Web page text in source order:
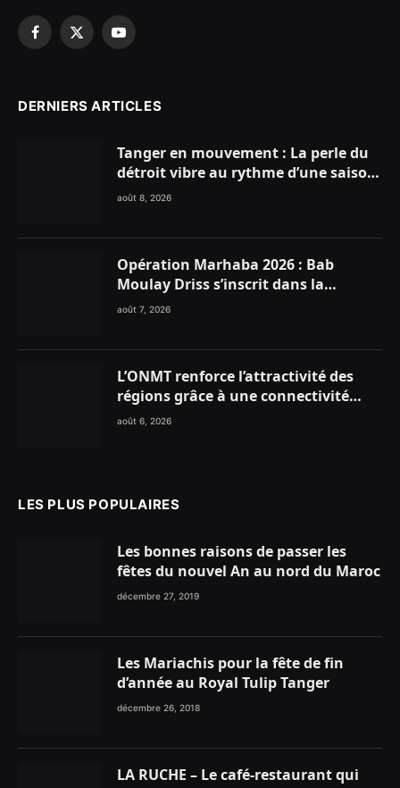
Facebook
X
YouTube
DERNIERS ARTICLES
Tanger en mouvement : La perle du
détroit vibre au rythme d’une saison
estivale record !
août 8, 2026
Opération Marhaba 2026 : Bab
Moulay Driss s’inscrit dans la
dynamique nationale en faveur des
août 7, 2026
L’ONMT renforce l’attractivité des
régions grâce à une connectivité
aérienne historique de Ryanair
août 6, 2026
LES PLUS POPULAIRES
Les bonnes raisons de passer les
fêtes du nouvel An au nord du Maroc
décembre 27, 2019
Les Mariachis pour la fête de fin
d’année au Royal Tulip Tanger
décembre 26, 2018
LA RUCHE – Le café-restaurant qui